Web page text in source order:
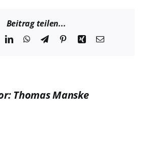
Beitrag teilen...
LinkedInWhatsApp
TelegramPinterestXing E-
Thomas Manske